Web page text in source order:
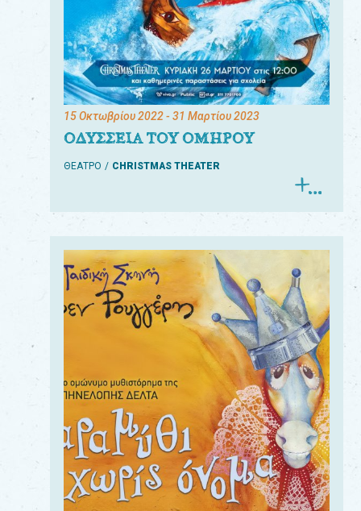
15 Οκτωβρίου 2022- 31 Μαρτίου 2023
ΟΔΥΣΣΕΙΑ ΤΟΥ ΟΜΗΡΟΥ
ΘΕΑΤΡΟ CHRISTMAS THEATER